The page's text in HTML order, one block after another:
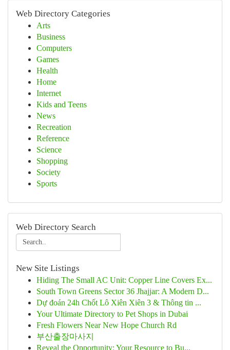
Web Directory Categories
Arts
Business
Computers
Games
Health
Home
Internet
Kids and Teens
News
Recreation
Reference
Science
Shopping
Society
Sports
Web Directory Search
New Site Listings
Hiding The Small AC Unit: Copper Line Covers Ex...
South Town Greens Sector 36 Jhajjar: A Modern D...
Dự đoán 24h Chốt Lô Xiên Xiên 3 & Thông tin ...
Your Ultimate Directory to Pet Shops in Dubai
Fresh Flowers Near New Hope Church Rd
부산출장마사지
Reveal the Opportunity: Your Resource to Bu...